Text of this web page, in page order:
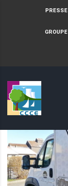
PRESSE
GROUPE